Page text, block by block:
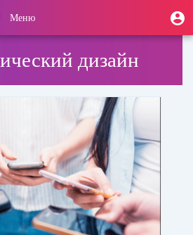
Меню
дизайн